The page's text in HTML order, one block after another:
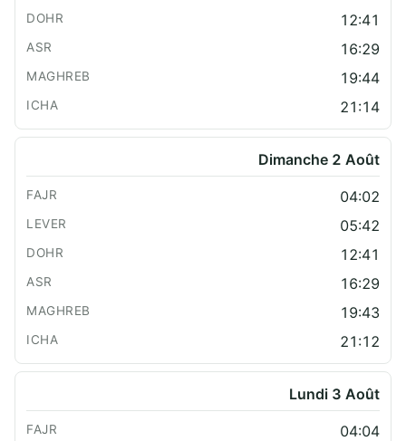
12:41
16:29
19:44
21:14
Dimanche 2 Août
04:02
05:42
12:41
16:29
19:43
21:12
Lundi 3 Août
04:04